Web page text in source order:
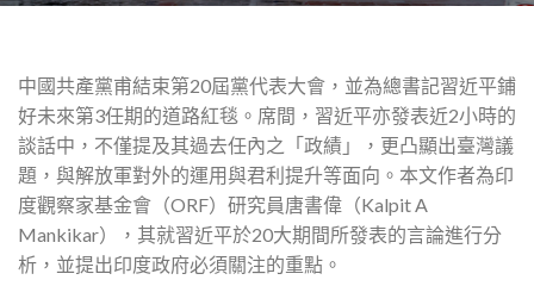
中國共產黨甫結束第20屆黨代表大會，並為總書記習近平鋪
好未來第3任期的道路紅毯。席間，習近平亦發表近2小時的
談話中，不僅提及其過去任內之「政績」，更凸顯出臺灣議
題，與解放軍對外的運用與君利提升等面向。本文作者為印
度觀察家基金會（ORF）研究員唐書偉（Kalpit A
Mankikar），其就習近平於20大期間所發表的言論進行分
析，並提出印度政府必須關注的重點。